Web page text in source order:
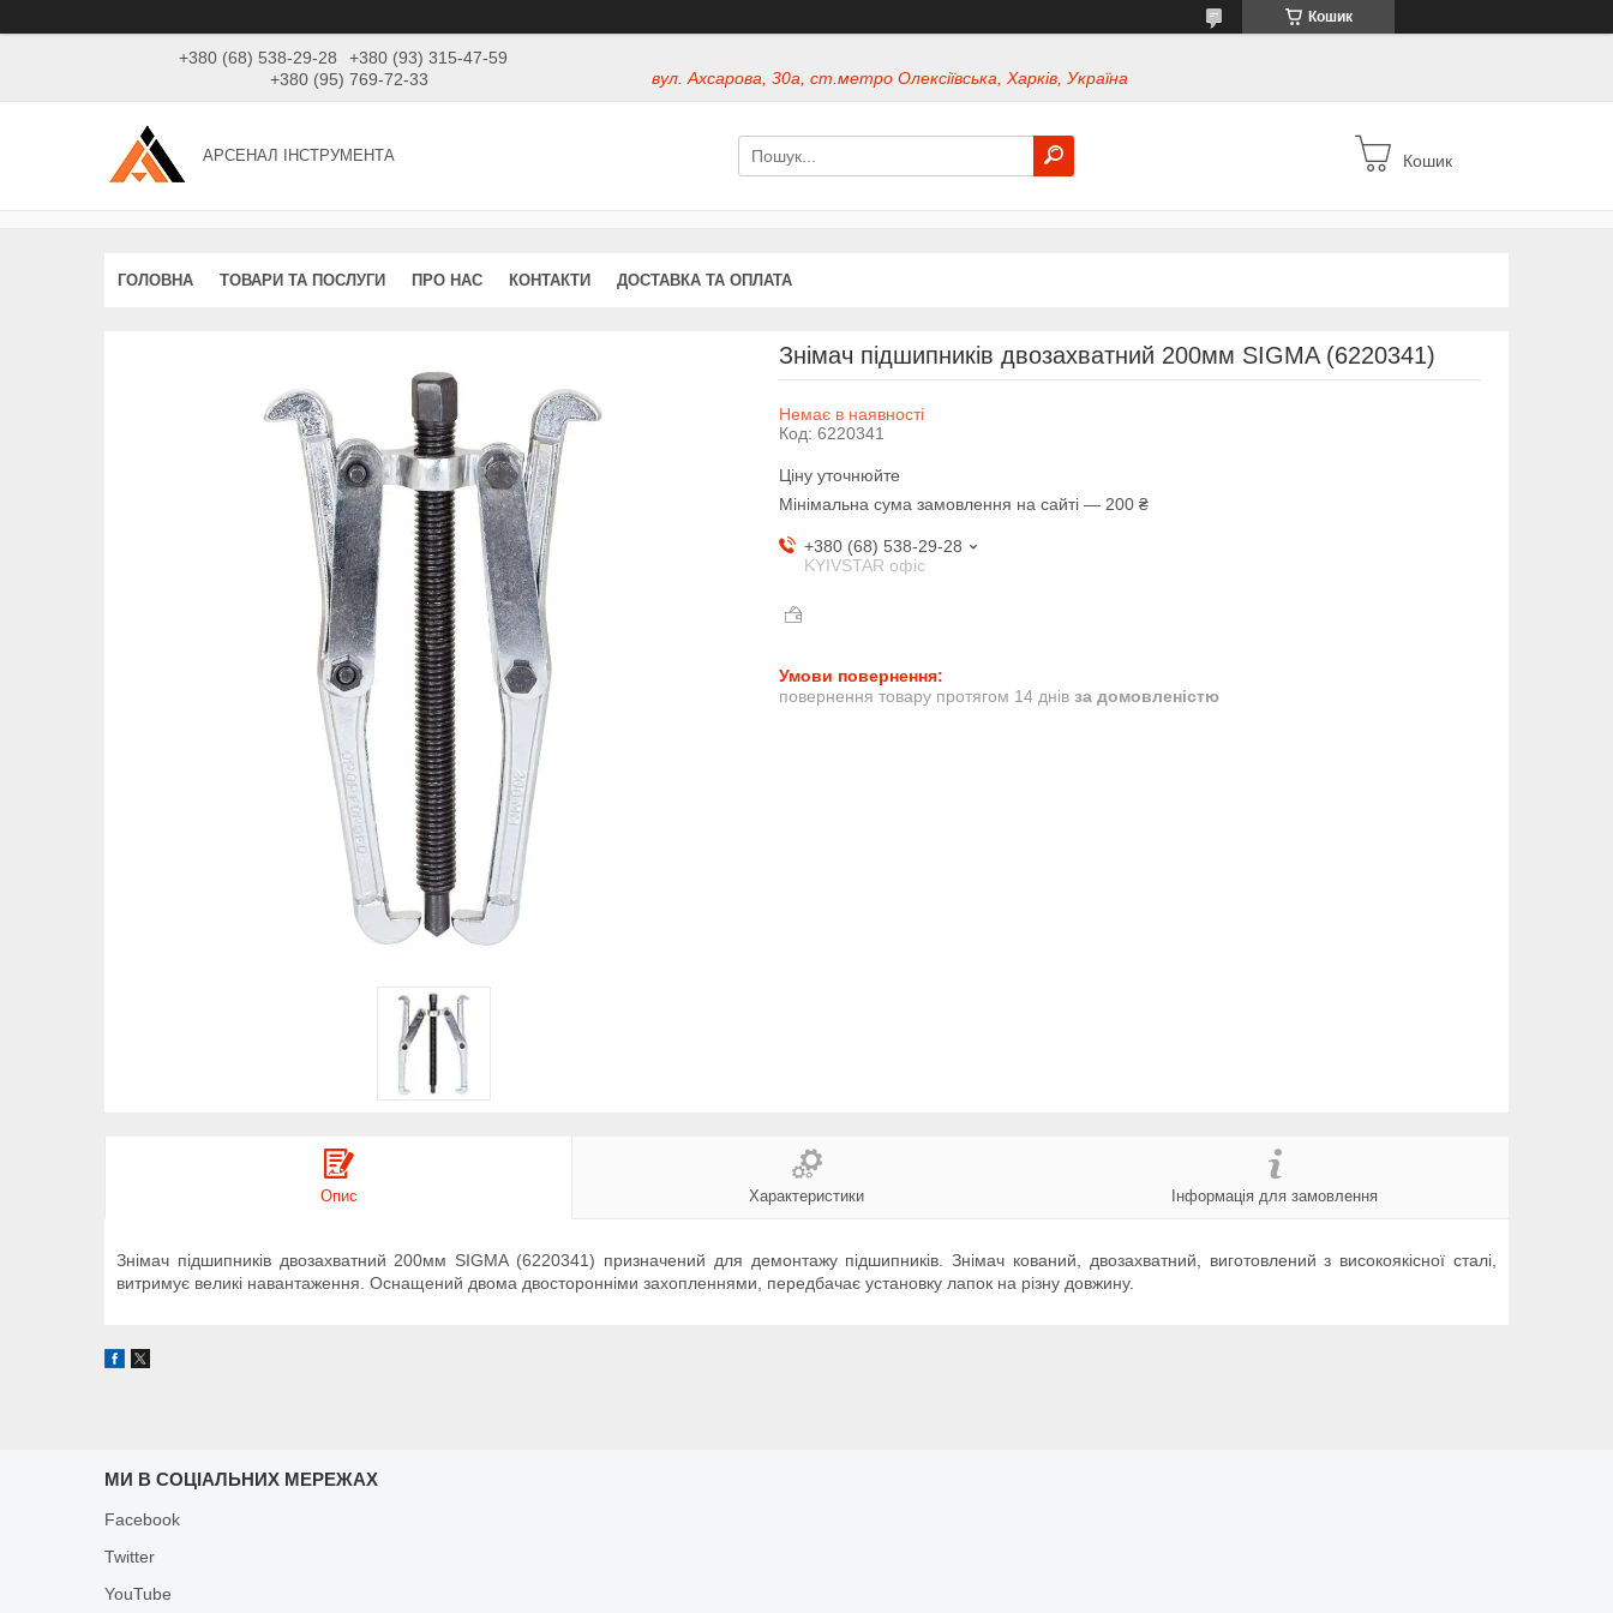
Кошик
+380 (68) 538-29-28
+380 (93) 315-47-59
+380 (95) 769-72-33
вул. Ахсарова, 30а, ст.метро Олексіївська, Харків, Україна
АРСЕНАЛ ІНСТРУМЕНТА Кошик
ГОЛОВНА ТОВАРИ ТА ПОСЛУГИ ПРО НАС КОНТАКТИ ДОСТАВКА ТА ОПЛАТА
Знімач підшипників двозахватний 200мм SIGMA (6220341)
Немає в наявності
Код: 6220341
Ціну уточнюйте
Мінімальна сума замовлення на сайті — 200 ₴
+380 (68) 538-29-28
KYIVSTAR офіс
повернення товару протягом 14 днів за домовленістю
Опис Характеристики Інформація для замовлення
Знімач підшипників двозахватний 200мм SIGMA (6220341) призначений для демонтажу підшипників. Знімач кований, двозахватний, виготовлений з високоякісної сталі,
витримує великі навантаження. Оснащений двома двосторонніми захопленнями, передбачає установку лапок на різну довжину.
МИ В СОЦІАЛЬНИХ МЕРЕЖАХ
Facebook
Twitter
YouTube